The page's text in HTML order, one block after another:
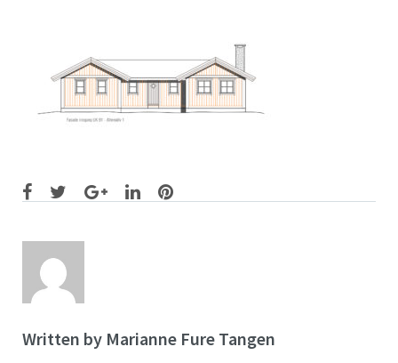
Facebook
TwitterGoogle+
LinkedInPinterest
Written by Marianne Fure Tangen